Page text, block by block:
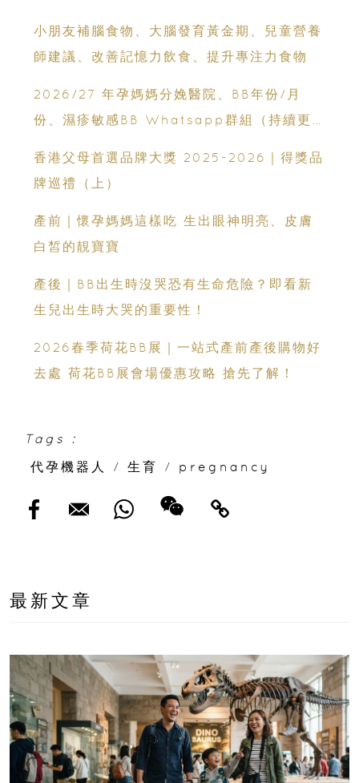
小朋友補腦食物、大腦發育黃金期、兒童營養
師建議、改善記憶力飲食、提升專注力食物
2026/27 年孕媽媽分娩醫院、BB年份/月
份、濕疹敏感BB Whatsapp群組（持續更
香港父母首選品牌大獎 2025-2026｜得獎品
牌巡禮（上）
產前｜懷孕媽媽這樣吃 生出眼神明亮、皮膚
白皙的靚寶寶
產後｜BB出生時沒哭恐有生命危險？即看新
生兒出生時大哭的重要性！
2026春季荷花BB展｜一站式產前產後購物好
去處 荷花BB展會場優惠攻略 搶先了解！
Tags :
代孕機器人
/ 生育 / pregnancy
最新文章